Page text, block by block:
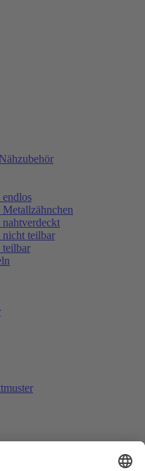
endlos
Metallzähnchen
nahtverdeckt
nicht teilbar
teilbar